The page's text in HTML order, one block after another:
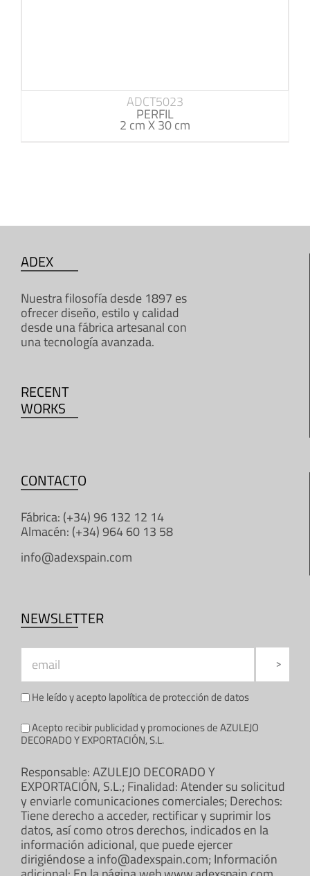
ADCT5023
PERFIL
2 cm X 30 cm
ADEX
Nuestra filosofía desde 1897 es
ofrecer diseño, estilo y calidad
desde una fábrica artesanal con
una tecnología avanzada.
RECENT
WORKS
CONTACTO
Fábrica: (+34) 96 132 12 14
Almacén: (+34) 964 60 13 58
info@adexspain.com
NEWSLETTER
He leído y acepto lapolítica de protección de datos
Acepto recibir publicidad y promociones de AZULEJO
DECORADO Y EXPORTACIÓN, S.L.
Responsable: AZULEJO DECORADO Y
EXPORTACIÓN, S.L.; Finalidad: Atender su solicitud
y enviarle comunicaciones comerciales; Derechos:
Tiene derecho a acceder, rectificar y suprimir los
datos, así como otros derechos, indicados en la
información adicional, que puede ejercer
dirigiéndose a info@adexspain.com; Información